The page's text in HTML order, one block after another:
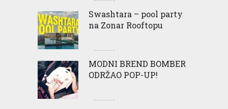
Swashtara – pool party
na Zonar Rooftopu
MODNI BREND BOMBER
ODRŽAO POP-UP!